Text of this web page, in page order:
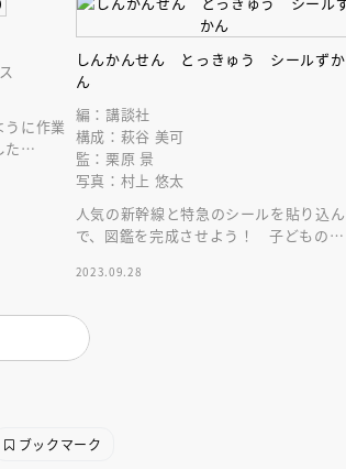
うに作業
た
しんかんせん とっきゅう シールずか
ん
編：講談社
構成：萩谷 美可
監：栗原 景
写真：村上 悠太
人気の新幹線と特急のシールを貼り込ん
で、図鑑を完成させよう！ 子どものリ
にもおすすめ！
2023.09.28
ブックマーク